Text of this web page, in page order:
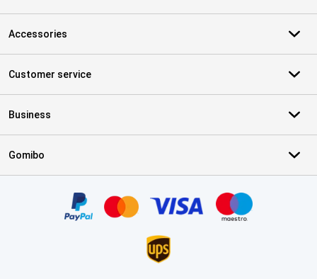
Accessories
Customer service
Business
Gomibo